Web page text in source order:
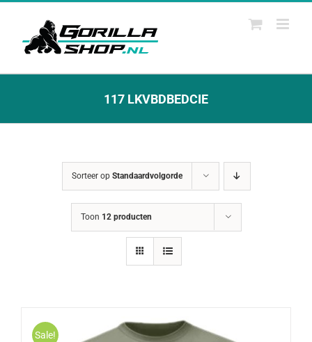
Ga
117 LKVBDBEDCIE
Sorteer op Standaardvolgorde
Toon 12 producten
Sale!